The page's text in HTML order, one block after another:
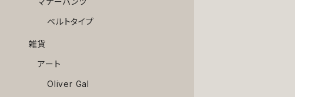
ベルトタイプ
雑貨
アート
Oliver Gal